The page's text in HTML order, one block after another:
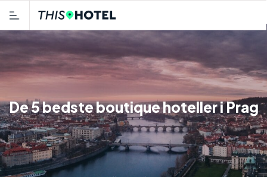
De 5 bedste boutique hoteller i Prag